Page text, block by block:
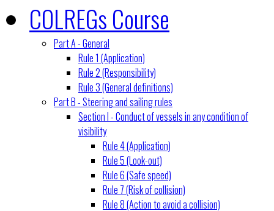
COLREGs Course
Part A - General
Rule 1 (Application)
Rule 2 (Responsibility)
Rule 3 (General definitions)
Part B - Steering and sailing rules
Section I - Conduct of vessels in any condition of
visibility
Rule 4 (Application)
Rule 5 (Look-out)
Rule 6 (Safe speed)
Rule 7 (Risk of collision)
Rule 8 (Action to avoid a collision)